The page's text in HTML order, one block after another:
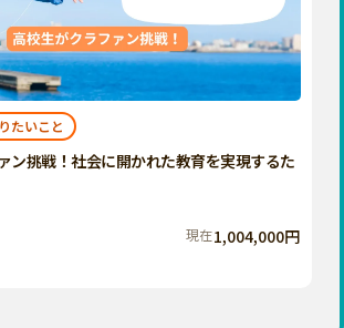
愛媛
佐賀
熊本
たいこと
ン挑戦！社会に開かれた教育を実現するた
現在1,004,000円